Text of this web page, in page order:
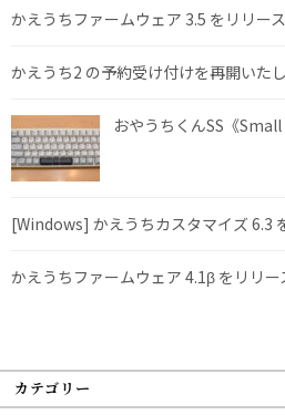
かえうちファームウェア 3.5 をリリー
かえうち2 の予約受け付けを再開いた
おやうちくんSS《
[Windows] かえうちカスタマイズ 6.3
かえうちファームウェア 4.1β をリリー
カテゴリー